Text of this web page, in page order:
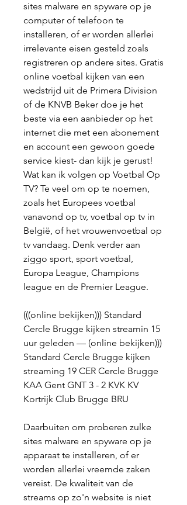
sites malware en spyware op je
computer of telefoon te
installeren, of er worden allerlei
irrelevante eisen gesteld zoals
registreren op andere sites. Gratis
online voetbal kijken van een
wedstrijd uit de Primera Division
of de KNVB Beker doe je het
beste via een aanbieder op het
internet die met een abonement
en account een gewoon goede
service kiest- dan kijk je gerust!
Wat kan ik volgen op Voetbal Op
TV? Te veel om op te noemen,
zoals het Europees voetbal
vanavond op tv, voetbal op tv in
België, of het vrouwenvoetbal op
tv vandaag. Denk verder aan
ziggo sport, sport voetbal,
Europa League, Champions
league en de Premier League.
(((online bekijken))) Standard
Cercle Brugge kijken streamin 15
uur geleden — (online bekijken)))
Standard Cercle Brugge kijken
streaming 19 CER Cercle Brugge
KAA Gent GNT 3 - 2 KVK KV
Kortrijk Club Brugge BRU
Daarbuiten om proberen zulke
sites malware en spyware op je
apparaat te installeren, of er
worden allerlei vreemde zaken
vereist. De kwaliteit van de
streams op zo'n website is niet